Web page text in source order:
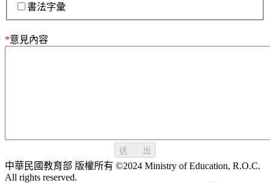
書法字彙
*意見內容
送 出
中華民國教育部 版權所有 ©2024 Ministry of Education, R.O.C.
All rights reserved.